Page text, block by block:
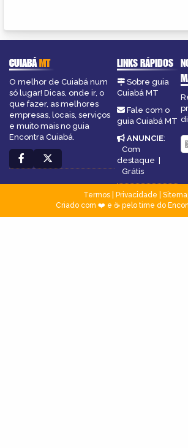
CUIABÁMT
O melhor de Cuiabá num
só lugar! Dicas, onde ir, o
que fazer, as melhores
empresas, locais, serviços
e muito mais no guia
Encontra Cuiabá.
LINKS RÁPIDOS
Sobre guia
Cuiabá MT
Fale com o
guia Cuiabá MT
ANUNCIE:
Com
destaque |
Grátis
Termos| Privacidade
Criado com ❤️ e ☕ pelo time do